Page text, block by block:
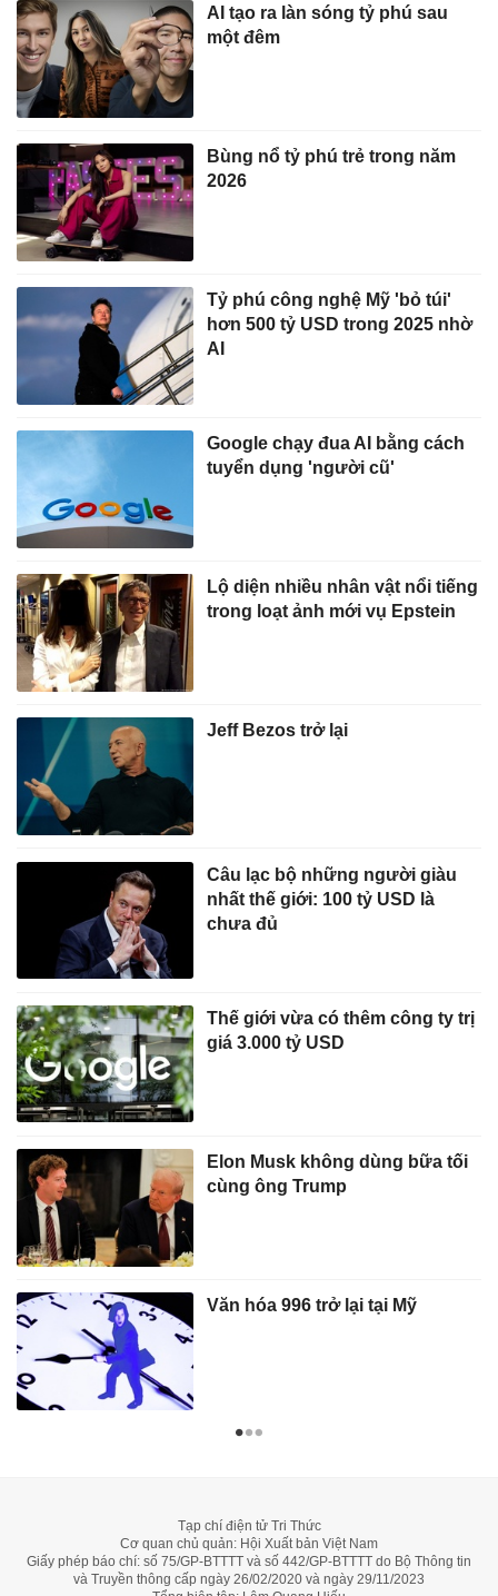
AI tạo ra làn sóng tỷ phú sau
một đêm
Bùng nổ tỷ phú trẻ trong năm
2026
Tỷ phú công nghệ Mỹ 'bỏ túi'
hơn 500 tỷ USD trong 2025 nhờ
AI
Google chạy đua AI bằng cách
tuyển dụng 'người cũ'
Lộ diện nhiều nhân vật nổi tiếng
trong loạt ảnh mới vụ Epstein
Jeff Bezos trở lại
Câu lạc bộ những người giàu
nhất thế giới: 100 tỷ USD là
chưa đủ
Thế giới vừa có thêm công ty trị
giá 3.000 tỷ USD
Elon Musk không dùng bữa tối
cùng ông Trump
Văn hóa 996 trở lại tại Mỹ
Tạp chí điện tử Tri Thức
Cơ quan chủ quản: Hội Xuất bản Việt Nam
Giấy phép báo chí: số 75/GP-BTTTT và số 442/GP-BTTTT do Bộ Thông tin
và Truyền thông cấp ngày 26/02/2020 và ngày 29/11/2023